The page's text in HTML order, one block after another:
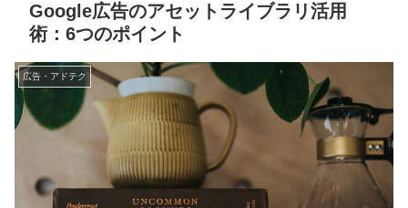
Google広告のアセットライブラリ活用
術：6つのポイント
広告・アドテク